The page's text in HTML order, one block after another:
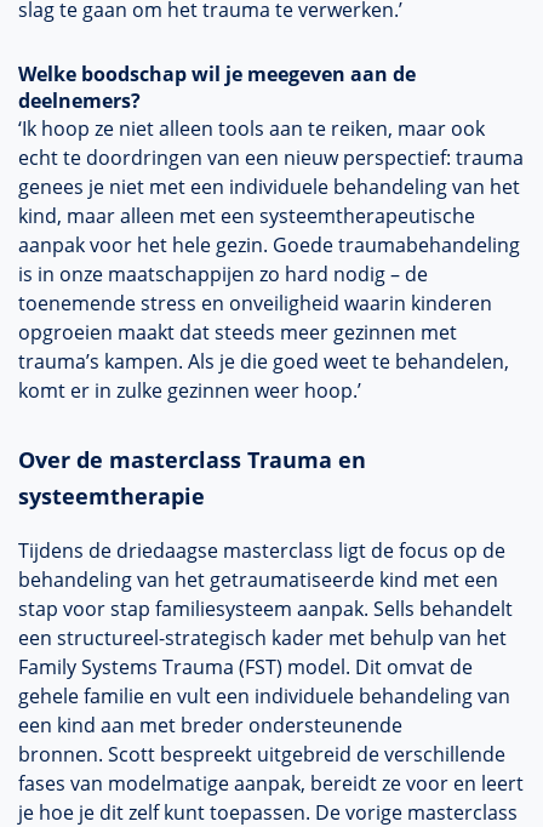
slag te gaan om het trauma te verwerken.’
Welke boodschap wil je meegeven aan de
deelnemers?
‘Ik hoop ze niet alleen tools aan te reiken, maar ook
echt te doordringen van een nieuw perspectief: trauma
genees je niet met een individuele behandeling van het
kind, maar alleen met een systeemtherapeutische
aanpak voor het hele gezin. Goede traumabehandeling
is in onze maatschappijen zo hard nodig – de
toenemende stress en onveiligheid waarin kinderen
opgroeien maakt dat steeds meer gezinnen met
trauma’s kampen. Als je die goed weet te behandelen,
komt er in zulke gezinnen weer hoop.’
Over de masterclass Trauma en
systeemtherapie
Tijdens de driedaagse masterclass ligt de focus op de
behandeling van het getraumatiseerde kind met een
stap voor stap familiesysteem aanpak. Sells behandelt
een structureel-strategisch kader met behulp van het
Family Systems Trauma (FST) model. Dit omvat de
gehele familie en vult een individuele behandeling van
een kind aan met breder ondersteunende
bronnen. Scott bespreekt uitgebreid de verschillende
fases van modelmatige aanpak, bereidt ze voor en leert
je hoe je dit zelf kunt toepassen. De vorige masterclass